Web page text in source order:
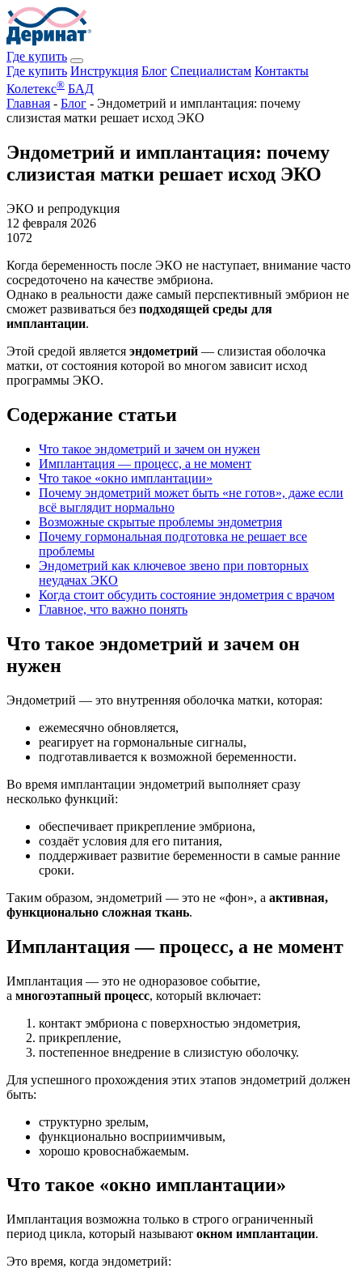
Где купить
Где купить Инструкция Блог Специалистам Контакты
Колетекс® БАД
Главная - Блог - Эндометрий и имплантация: почему
слизистая матки решает исход ЭКО
Эндометрий и имплантация: почему
слизистая матки решает исход ЭКО
ЭКО и репродукция
12 февраля 2026
1072
Когда беременность после ЭКО не наступает, внимание часто
сосредоточено на качестве эмбриона.
Однако в реальности даже самый перспективный эмбрион не
сможет развиваться без подходящей среды для
имплантации.
Этой средой является эндометрий — слизистая оболочка
матки, от состояния которой во многом зависит исход
программы ЭКО.
Содержание статьи
Что такое эндометрий и зачем он нужен
Имплантация — процесс, а не момент
Что такое «окно имплантации»
Почему эндометрий может быть «не готов», даже если
всё выглядит нормально
Возможные скрытые проблемы эндометрия
Почему гормональная подготовка не решает все
проблемы
Эндометрий как ключевое звено при повторных
неудачах ЭКО
Когда стоит обсудить состояние эндометрия с врачом
Главное, что важно понять
Что такое эндометрий и зачем он
нужен
Эндометрий — это внутренняя оболочка матки, которая:
ежемесячно обновляется,
реагирует на гормональные сигналы,
подготавливается к возможной беременности.
Во время имплантации эндометрий выполняет сразу
несколько функций:
обеспечивает прикрепление эмбриона,
создаёт условия для его питания,
поддерживает развитие беременности в самые ранние
сроки.
Таким образом, эндометрий — это не «фон», а активная,
функционально сложная ткань.
Имплантация — процесс, а не момент
Имплантация — это не одноразовое событие,
а многоэтапный процесс, который включает:
контакт эмбриона с поверхностью эндометрия,
прикрепление,
постепенное внедрение в слизистую оболочку.
Для успешного прохождения этих этапов эндометрий должен
быть:
структурно зрелым,
функционально восприимчивым,
хорошо кровоснабжаемым.
Что такое «окно имплантации»
Имплантация возможна только в строго ограниченный
период цикла, который называют окном имплантации.
Это время, когда эндометрий: